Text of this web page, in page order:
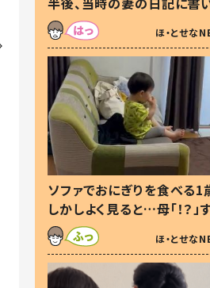
た本音とは
ほ・とせな
ソファでおにぎりを食べる
しかしよく見ると…母「！？」
察した母の投稿に「可愛いか
す！」「現行犯〜」
ほ・とせな